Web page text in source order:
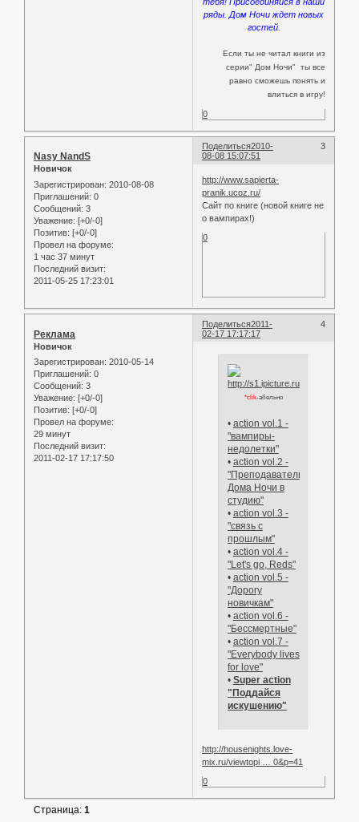
ряды. Дом Ночи ждет новых
гостей.
Если ты не читал книги из
серии" Дом Ночи" ты все
равно сможешь понять и
влиться в игру!
0
Поделиться 3
2010-
08-08 15:07:51
Nasy NandS
Новичок
Зарегистрирован: 2010-08-08
Приглашений: 0
Сообщений: 3
Уважение: [+0/-0]
Позитив: [+0/-0]
Провел на форуме:
1 час 37 минут
Последний визит:
2011-05-25 17:23:01
http://www.sapierta-
pranik.ucoz.ru/
Сайт по книге (новой книге не
о вампирах!)
0
Поделиться 4
2011-
02-17 17:17:17
Реклама
Новичок
Зарегистрирован: 2010-05-14
Приглашений: 0
Сообщений: 3
Уважение: [+0/-0]
Позитив: [+0/-0]
Провел на форуме:
29 минут
Последний визит:
2011-02-17 17:17:50
*clik-абельно
• action vol.1 -
"вампиры-
недолетки"
• action vol.2 -
"Преподаватели
Дома Ночи в
студию"
• action vol.3 -
"связь с
прошлым"
• action vol.4 -
"Let's go, Reds"
• action vol.5 -
"Дорогу
новичкам"
• action vol.6 -
"Бессмертные"
• action vol.7 -
"Everybody lives
for love"
• Super action
"Поддайся
искушению"
http://housenights.love-
mix.ru/viewtopi … 0&p=41
0
Страница:1